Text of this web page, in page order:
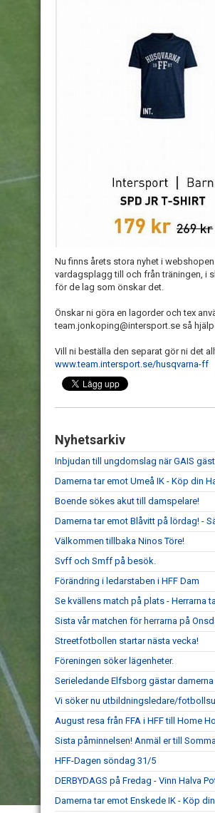
Nu finns årets stora nyhet i
vardagsplagg till och från träningen, i
för de lag som önskar det.
Önskar ni göra en lagorder och tex
team.jonkoping@intersport.se så
Vill ni beställa den separat gör ni det
www.team.intersport.se/husqvarna-ff
Nyhetsarkiv
Inbjudan till ungdomslag när GAIS
Damerna tar emot Umeå IK - Köp din
Boende sökes akut till damspelare!
Damerna tar emot Blåvitt på lördag! -
Välkommen tillbaka Ninos Töre!
Svff och Smff på besök.
Förändring i ledarstaben i HFF Dam
Se kvällens match på plats - Herrarna
Sista vår matchen för herrarna på
Streetfotbollen startar nästa vecka!
Föreningen söker lägenheter.
Serieledande Elfsborg gästar
Vi söker nu utbildningsledare/
August resa från FFA i HFF till Home
Sista påminnelsen! Anmäl er till
HFF-Dagen söndag 31/5
DERBYDAGS på Fredag - Vinn Halva
Damerna tar emot Enskede IK - Köp